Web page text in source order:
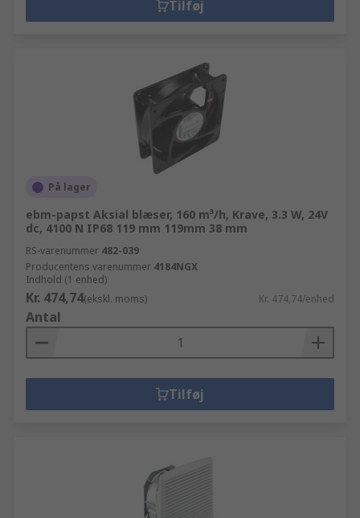
Tilføj
På lager
ebm-papst Aksial blæser, 160 m³/h, Krave, 3.3 W, 24V
dc, 4100 N IP68 119 mm 119mm 38 mm
RS-varenummer 482-039
Producentens varenummer 4184NGX
Indhold (1 enhed)
Kr. 474,74(ekskl. moms) Kr. 474,74/enhed
Antal
Tilføj